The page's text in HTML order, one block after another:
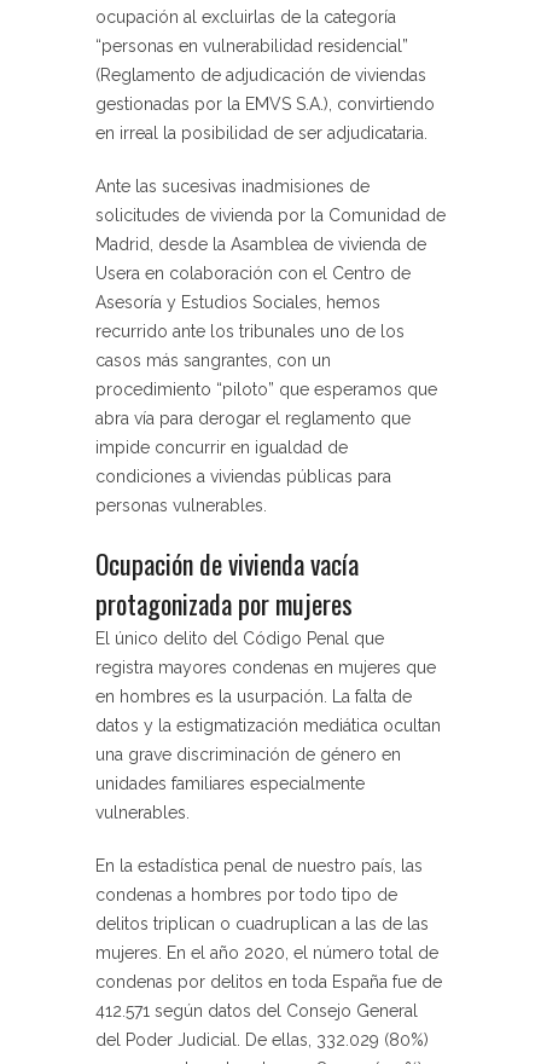
ocupación al excluirlas de la categoría
“personas en vulnerabilidad residencial”
(Reglamento de adjudicación de viviendas
gestionadas por la EMVS S.A.), convirtiendo
en irreal la posibilidad de ser adjudicataria.
Ante las sucesivas inadmisiones de
solicitudes de vivienda por la Comunidad de
Madrid, desde la Asamblea de vivienda de
Usera en colaboración con el Centro de
Asesoría y Estudios Sociales, hemos
recurrido ante los tribunales uno de los
casos más sangrantes, con un
procedimiento “piloto” que esperamos que
abra vía para derogar el reglamento que
impide concurrir en igualdad de
condiciones a viviendas públicas para
personas vulnerables.
Ocupación de vivienda vacía
protagonizada por mujeres
El único delito del Código Penal que
registra mayores condenas en mujeres que
en hombres es la usurpación. La falta de
datos y la estigmatización mediática ocultan
una grave discriminación de género en
unidades familiares especialmente
vulnerables.
En la estadística penal de nuestro país, las
condenas a hombres por todo tipo de
delitos triplican o cuadruplican a las de las
mujeres. En el año 2020, el número total de
condenas por delitos en toda España fue de
412.571 según datos del Consejo General
del Poder Judicial. De ellas, 332.029 (80%)